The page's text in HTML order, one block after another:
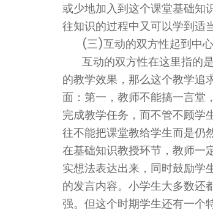
或少地加入到这个课堂基础知
往知识的过程中又可以学到适
(三)互动的双方性起到中
互动的双方性在这里指的
的教学效果，那么这个教学追
面：第一，教师不能搞一言堂
完成教学任务，而不管不顾学
往不能把课堂教给学生而是仍
在基础知识教授环节，教师一
实想法表达出来，同时鼓励学
的发言内容。小学生大多数还
强。但这个时期学生还有一个